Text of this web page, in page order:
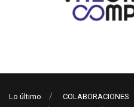
Lo último COLABORACIONES